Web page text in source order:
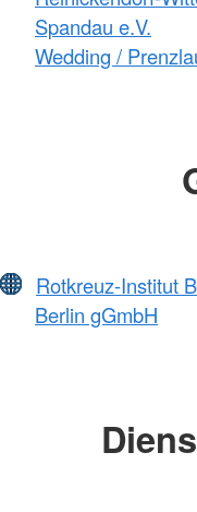
Spandau e.V.
Wedding /
Rotkreuz-Institut
Berlin gGmbH